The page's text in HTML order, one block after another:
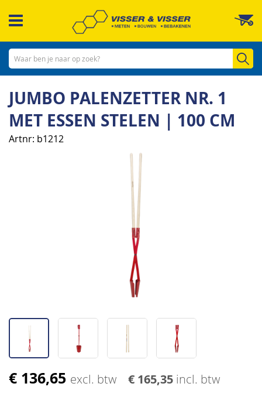
naar
inhoud
JUMBO PALENZETTER NR. 1
MET ESSEN STELEN | 100 CM
Artnr b1212
€ 136,65 excl. btw € 165,35 incl. btw
Ga